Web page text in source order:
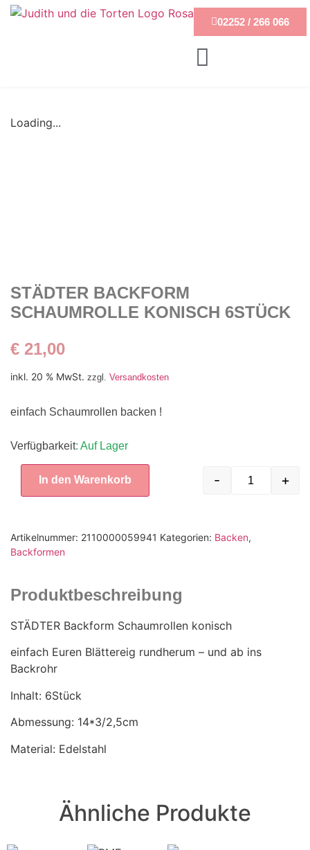
02252 / 266 066
Loading...
STÄDTER BACKFORM
SCHAUMROLLE KONISCH 6STÜCK
€ 21,00
inkl. 20 % MwSt. zzgl. Versandkosten
einfach Schaumrollen backen !
Verfügbarkeit: Auf Lager
- +
In den Warenkorb
Artikelnummer: 2110000059941 Kategorien: Backen,
Backformen
Produktbeschreibung
STÄDTER Backform Schaumrollen konisch
einfach Euren Blättereig rundherum – und ab ins
Backrohr
Inhalt: 6Stück
Abmessung: 14*3/2,5cm
Material: Edelstahl
Ähnliche Produkte